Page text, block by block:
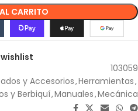
CARRITO
103059
y Accesorios,Herramientas,
y Berbiquí,Manuales,Mecánica